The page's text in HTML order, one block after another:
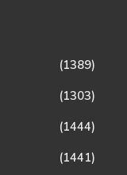
(1389)
(1303)
(1444)
(1441)